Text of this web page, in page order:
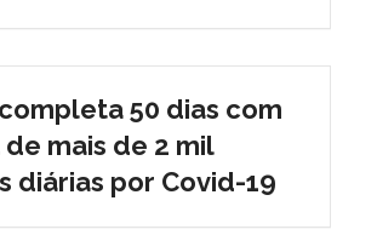
50 dias com
mais de 2 mil
diárias por Covid-19